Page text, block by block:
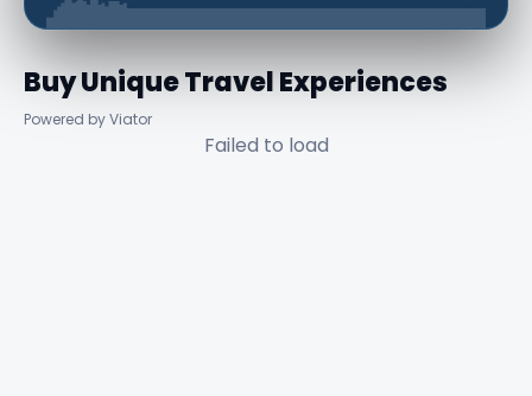
Buy Unique Travel Experiences
Powered by Viator
Failed to load